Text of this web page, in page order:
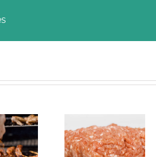
la
picada
Carne picada
mixta, de